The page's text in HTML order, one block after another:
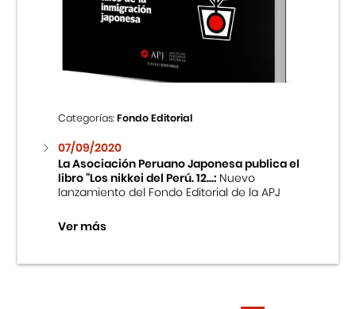
Categorías:Fondo Editorial
07/09/2020
La Asociación Peruano Japonesa publica el
libro “Los nikkei del Perú. 12...:Nuevo
lanzamiento del Fondo Editorial de la APJ
Ver más